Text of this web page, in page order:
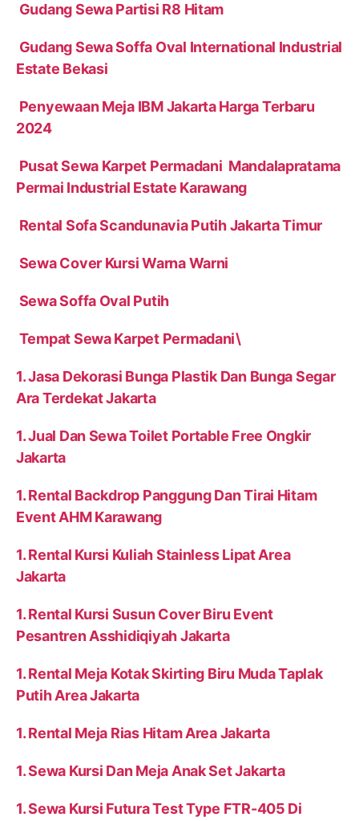
Gudang Sewa Partisi R8 Hitam
Gudang Sewa Soffa Oval International Industrial
Estate Bekasi
Penyewaan Meja IBM Jakarta Harga Terbaru
2024
Pusat Sewa Karpet Permadani Mandalapratama
Permai Industrial Estate Karawang
Rental Sofa Scandunavia Putih Jakarta Timur
Sewa Cover Kursi Warna Warni
Sewa Soffa Oval Putih
Tempat Sewa Karpet Permadani\
1. Jasa Dekorasi Bunga Plastik Dan Bunga Segar
Ara Terdekat Jakarta
1. Jual Dan Sewa Toilet Portable Free Ongkir
Jakarta
1. Rental Backdrop Panggung Dan Tirai Hitam
Event AHM Karawang
1. Rental Kursi Kuliah Stainless Lipat Area
Jakarta
1. Rental Kursi Susun Cover Biru Event
Pesantren Asshidiqiyah Jakarta
1. Rental Meja Kotak Skirting Biru Muda Taplak
Putih Area Jakarta
1. Rental Meja Rias Hitam Area Jakarta
1. Sewa Kursi Dan Meja Anak Set Jakarta
1. Sewa Kursi Futura Test Type FTR-405 Di